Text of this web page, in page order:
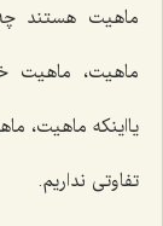
ماهیت هستند
ماهیت، ماهیت
یااینکه ماهیت،
تفاوتی نداریم.